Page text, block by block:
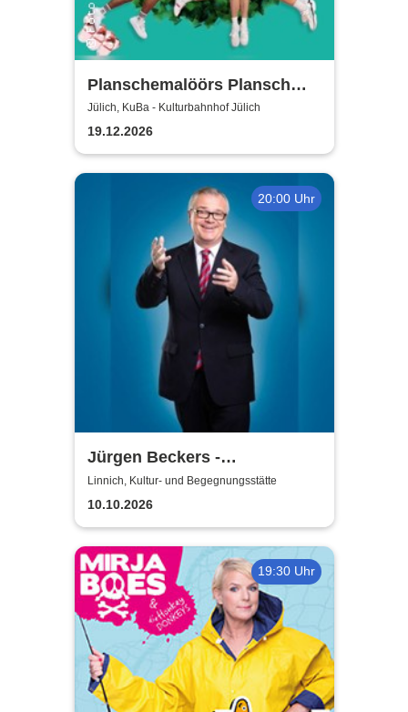
Planschemalöörs Plansch
und Gloria - Jülich /
Weihnachtsplansch 2026
Jülich, KuBa - Kulturbahnhof Jülich
19.12.2026
20:00 Uhr
Jürgen Beckers -
Hausmannskost
Linnich, Kultur- und Begegnungsstätte
10.10.2026
19:30 Uhr